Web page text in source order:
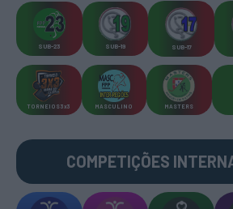
SUB-23 SUB-19 SUB-17
TORNEIOS 3x3 MASCULINO MASTERS
COMPETIÇÕES